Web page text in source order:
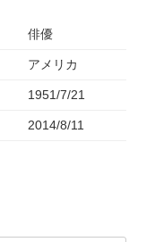
俳優
アメリカ
1951/7/21
2014/8/11